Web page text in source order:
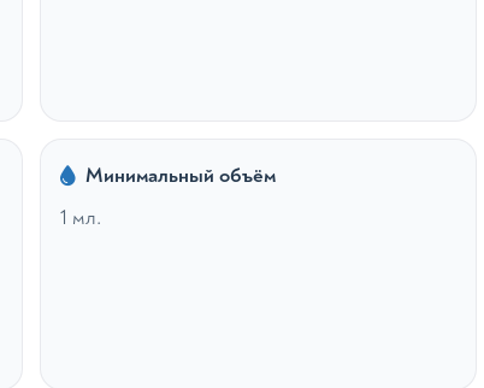
Минимальный объём
1 мл.